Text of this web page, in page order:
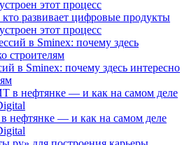
развивает цифровые продукты
этот процесс
в Sminex: почему здесь интересно
нефтянке — и как на самом деле